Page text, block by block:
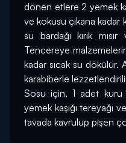
dönen etlere 2 yemek
ve kokusu çıkana kadar
su bardağı kırık
Tencereye
kadar sıcak su
karabiberle
Sosu için, 1 adet kuru
yemek kaşığı tereyağı
tavada kavrulup pişen